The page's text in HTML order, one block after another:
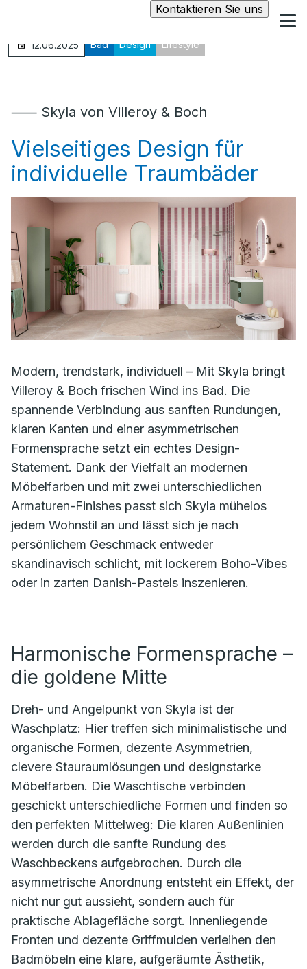
Kontaktieren Sie uns
12.06.2025 Bad Design Lifestyle
⸺ Skyla von Villeroy & Boch
Vielseitiges Design für
individuelle Traumbäder
Modern, trendstark, individuell – Mit Skyla bringt
Villeroy & Boch frischen Wind ins Bad. Die
spannende Verbindung aus sanften Rundungen,
klaren Kanten und einer asymmetrischen
Formensprache setzt ein echtes Design-
Statement. Dank der Vielfalt an modernen
Möbelfarben und mit zwei unterschiedlichen
Armaturen-Finishes passt sich Skyla mühelos
jedem Wohnstil an und lässt sich je nach
persönlichem Geschmack entweder
skandinavisch schlicht, mit lockerem Boho-Vibes
oder in zarten Danish-Pastels inszenieren.
Harmonische Formensprache –
die goldene Mitte
Dreh- und Angelpunkt von Skyla ist der
Waschplatz: Hier treffen sich minimalistische und
organische Formen, dezente Asymmetrien,
clevere Stauraumlösungen und designstarke
Möbelfarben. Die Waschtische verbinden
geschickt unterschiedliche Formen und finden so
den perfekten Mittelweg: Die klaren Außenlinien
werden durch die sanfte Rundung des
Waschbeckens aufgebrochen. Durch die
asymmetrische Anordnung entsteht ein Effekt, der
nicht nur gut aussieht, sondern auch für
praktische Ablagefläche sorgt. Innenliegende
Fronten und dezente Griffmulden verleihen den
Badmöbeln eine klare, aufgeräumte Ästhetik,